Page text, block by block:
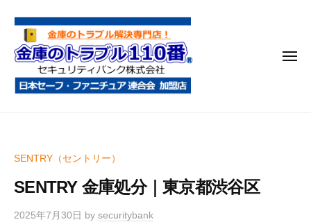
ラ
ブ
開
け
処
メ
SENTRY（セントリー）
SENTRY 金庫処分｜東京都渋谷区
2025年7月30日 by securitybank
庫
の
ト
ラ
ブ